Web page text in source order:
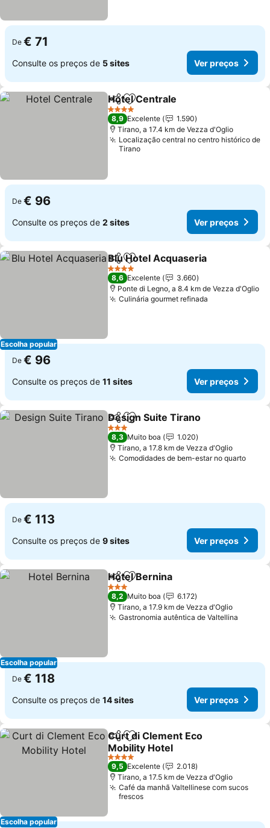
De € 71
Consulte os preços de 5 sites Ver preços
PartilharAdicionar aos favoritos
Hotel Centrale
4 Estrelas
8,9 Excelente
1.590
Tirano, a 17.4 km de Vezza d'Oglio
Localização central no centro histórico de
Tirano
De € 96
Consulte os preços de 2 sites Ver preços
Escolha popular
PartilharAdicionar aos favoritos
Blu Hotel Acquaseria
4 Estrelas
8,6 Excelente
3.660
Ponte di Legno, a 8.4 km de Vezza d'Oglio
Culinária gourmet refinada
De € 96
Consulte os preços de 11 sites Ver preços
PartilharAdicionar aos favoritos
Design Suite Tirano
3 Estrelas
8,3 Muito boa
1.020
Tirano, a 17.8 km de Vezza d'Oglio
Comodidades de bem-estar no quarto
De € 113
Consulte os preços de 9 sites Ver preços
Escolha popular
PartilharAdicionar aos favoritos
Hotel Bernina
3 Estrelas
8,2 Muito boa
6.172
Tirano, a 17.9 km de Vezza d'Oglio
Gastronomia autêntica de Valtellina
De € 118
Consulte os preços de 14 sites Ver preços
Escolha popular
PartilharAdicionar aos favoritos
Curt di Clement Eco
Mobility Hotel
4 Estrelas
9,5 Excelente
2.018
Tirano, a 17.5 km de Vezza d'Oglio
Café da manhã Valtellinese com sucos
frescos